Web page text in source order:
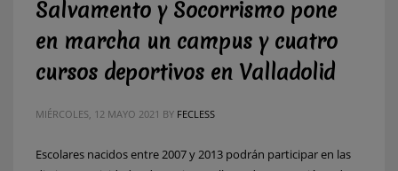
Salvamento y Socorrismo pone
en marcha un campus y cuatro
cursos deportivos en Valladolid
MIÉRCOLES, 12 MAYO 2021 BY FECLESS
Escolares nacidos entre 2007 y 2013 podrán participar en las